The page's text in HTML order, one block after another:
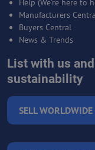
Help (We're here to
Manufacturers
Buyers Central
News & Trends
List with us
sustainability
SELL